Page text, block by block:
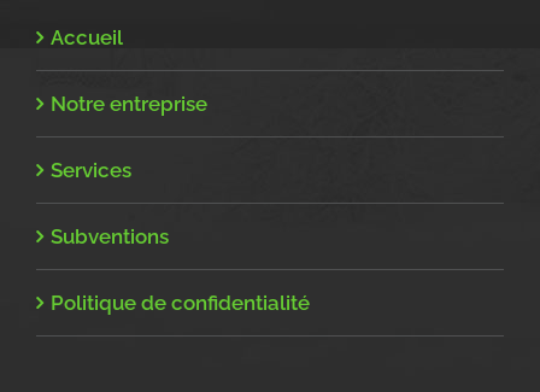
Accueil
Notre entreprise
Services
Subventions
Politique de confidentialité